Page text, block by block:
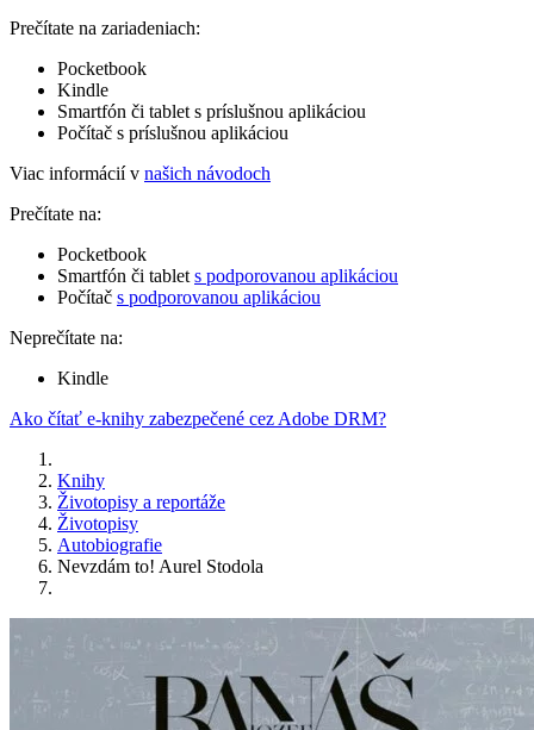
Prečítate na zariadeniach:
Pocketbook
Kindle
Smartfón či tablet s príslušnou aplikáciou
Počítač s príslušnou aplikáciou
Viac informácií v našich návodoch
Prečítate na:
Pocketbook
Smartfón či tablet s podporovanou aplikáciou
Počítač s podporovanou aplikáciou
Neprečítate na:
Kindle
Ako čítať e-knihy zabezpečené cez Adobe DRM?
Knihy
Životopisy a reportáže
Životopisy
Autobiografie
Nevzdám to! Aurel Stodola